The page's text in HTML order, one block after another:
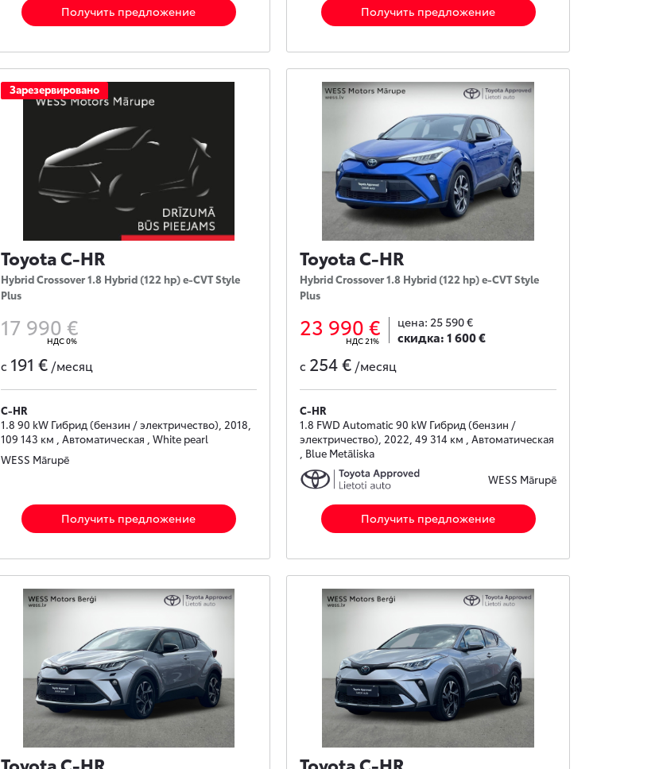
Получить предложение Получить предложение
Зарезервировано
Toyota C-HR
Hybrid Crossover 1.8 Hybrid (122 hp) e-CVT Style
Plus
17 990 €
НДС 0%
с 191 €/месяц
C-HR
1.8 90 kW Гибрид (бензин / электричество), 2018,
109 143 км , Автоматическая , White pearl
WESS Mārupē
Получить предложение
Toyota C-HR
Hybrid Crossover 1.8 Hybrid (122 hp) e-CVT Style
Plus
23 990 €
НДС 21%
цена: 25 590 €
скидка:1 600 €
с 254 € /месяц
C-HR
1.8 FWD Automatic 90 kW Гибрид (бензин /
электричество), 2022, 49 314 км , Автоматическая
, Blue Metāliska
WESS Mārupē
Получить предложение
Toyota C-HR Toyota C-HR